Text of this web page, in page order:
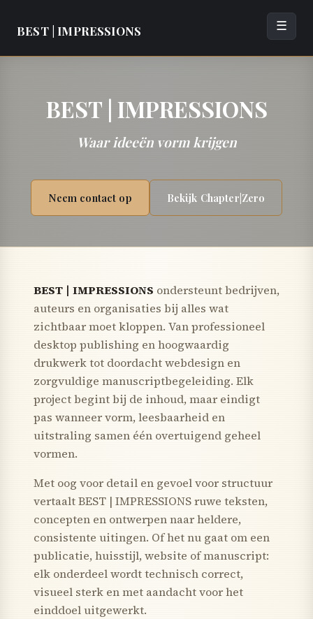
BEST | IMPRESSIONS ☰
BEST | IMPRESSIONS
Waar ideeën vorm krijgen
Neem contact op Bekijk Chapter|Zero
BEST | IMPRESSIONS ondersteunt bedrijven,
auteurs en organisaties bij alles wat
zichtbaar moet kloppen. Van professioneel
desktop publishing en hoogwaardig
drukwerk tot doordacht webdesign en
zorgvuldige manuscriptbegeleiding. Elk
project begint bij de inhoud, maar eindigt
pas wanneer vorm, leesbaarheid en
uitstraling samen één overtuigend geheel
vormen.
Met oog voor detail en gevoel voor structuur
vertaalt BEST | IMPRESSIONS ruwe teksten,
concepten en ontwerpen naar heldere,
consistente uitingen. Of het nu gaat om een
publicatie, huisstijl, website of manuscript:
elk onderdeel wordt technisch correct,
visueel sterk en met aandacht voor het
einddoel uitgewerkt.